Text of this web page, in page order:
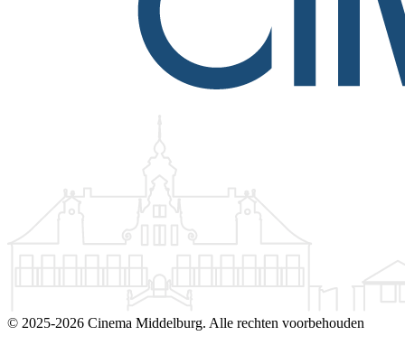
© 2025-2026 Cinema Middelburg. Alle rechten voorbehouden